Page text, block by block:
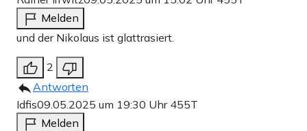
Melden
und der Nikolaus ist glattrasiert.
2
Antworten
Idfis09.05.2025 um 19:30 Uhr 455T
Melden